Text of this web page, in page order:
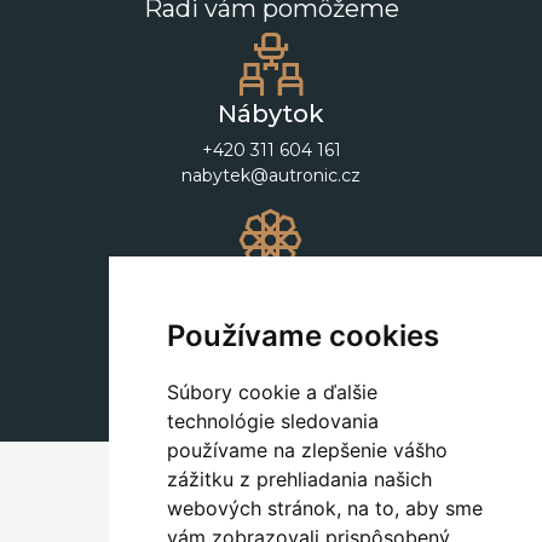
Používame cookies
Súbory cookie a ďalšie
technológie sledovania
používame na zlepšenie vášho
zážitku z prehliadania našich
webových stránok, na to, aby sme
vám zobrazovali prispôsobený
Radi vám pomôžeme
Nábytok
+420 311 604 161
nabytek@autronic.cz
+420 311 604 182
dekorace@autronic.cz